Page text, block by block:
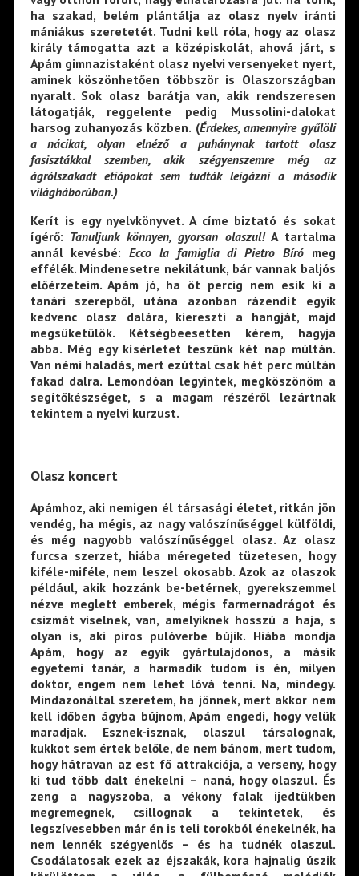
ha szakad, belém plántálja az olasz nyelv iránti
mániákus szeretetét. Tudni kell róla, hogy az olasz
király támogatta azt a középiskolát, ahová járt, s
Apám gimnazistaként olasz nyelvi versenyeket nyert,
aminek köszönhetően többször is Olaszországban
nyaralt. Sok olasz barátja van, akik rendszeresen
látogatják, reggelente pedig Mussolini-dalokat
harsog zuhanyozás közben. (Érdekes, amennyire gyűlöli
a nácikat, olyan elnéző a puhánynak tartott olasz
fasisztákkal szemben, akik szégyenszemre még az
ágrólszakadt etiópokat sem tudták leigázni a második
világháborúban.)
Kerít is egy nyelvkönyvet. A címe biztató és sokat
ígérő: Tanuljunk könnyen, gyorsan olaszul!A tartalma
annál kevésbé:Ecco la famiglia di Pietro Bírómeg
effélék. Mindenesetre nekilátunk, bár vannak baljós
előérzeteim. Apám jó, ha öt percig nem esik ki a
tanári szerepből, utána azonban rázendít egyik
kedvenc olasz dalára, kiereszti a hangját, majd
megsüketülök. Kétségbeesetten kérem, hagyja
abba. Még egy kísérletet teszünk két nap múltán.
Van némi haladás, mert ezúttal csak hét perc múltán
fakad dalra. Lemondóan legyintek, megköszönöm a
segítőkészséget, s a magam részéről lezártnak
tekintem a nyelvi kurzust.
Olasz koncert
Apámhoz, aki nemigen él társasági életet, ritkán jön
vendég, ha mégis, az nagy valószínűséggel külföldi,
és még nagyobb valószínűséggel olasz. Az olasz
furcsa szerzet, hiába méregeted tüzetesen, hogy
kiféle-miféle, nem leszel okosabb. Azok az olaszok
például, akik hozzánk be-betérnek, gyerekszemmel
nézve meglett emberek, mégis farmernadrágot és
csizmát viselnek, van, amelyiknek hosszú a haja, s
olyan is, aki piros pulóverbe bújik. Hiába mondja
Apám, hogy az egyik gyártulajdonos, a másik
egyetemi tanár, a harmadik tudom is én, milyen
doktor, engem nem lehet lóvá tenni. Na, mindegy.
Mindazonáltal szeretem, ha jönnek, mert akkor nem
kell időben ágyba bújnom, Apám engedi, hogy velük
maradjak. Esznek-isznak, olaszul társalognak,
kukkot sem értek belőle, de nem bánom, mert tudom,
hogy hátravan az est fő attrakciója, a verseny, hogy
ki tud több dalt énekelni – naná, hogy olaszul. És
zeng a nagyszoba, a vékony falak ijedtükben
megremegnek, csillognak a tekintetek, és
legszívesebben már én is teli torokból énekelnék, ha
nem lennék szégyenlős – és ha tudnék olaszul.
Csodálatosak ezek az éjszakák, kora hajnalig úszik